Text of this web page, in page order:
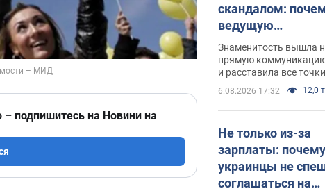
– подпишитесь на Новини на
скандалом:
ведущую
несправедливо
захейтили
Знаменитость вышла
прямую коммуникацию
и расставила все
6.08.2026 17:32 12,0
Не только из-за
зарплаты: почему
украинцы не
соглашаться на